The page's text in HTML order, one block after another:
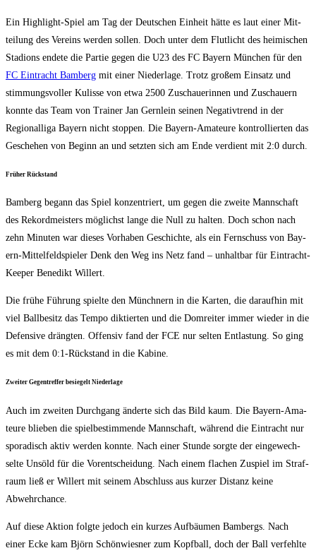
Ein High­light-Spiel am Tag der Deut­schen Ein­heit hät­te es laut einer Mit­
tei­lung des Ver­eins wer­den sol­len. Doch unter dem Flut­licht des hei­mi­schen
Sta­di­ons ende­te die Par­tie gegen die U23 des FC Bay­ern Mün­chen für den
FC Ein­tracht Bam­berg mit einer Nie­der­la­ge. Trotz gro­ßem Ein­satz und
stim­mungs­vol­ler Kulis­se von etwa 2500 Zuschaue­rin­nen und Zuschau­ern
konn­te das Team von Trai­ner Jan Gern­lein sei­nen Nega­tiv­trend in der
Regio­nal­li­ga Bay­ern nicht stop­pen. Die Bay­ern-Ama­teu­re kon­trol­lier­ten das
Gesche­hen von Beginn an und setz­ten sich am Ende ver­dient mit 2:0 durch.
Frü­her Rückstand
Bam­berg begann das Spiel kon­zen­triert, um gegen die zwei­te Mann­schaft
des Rekord­meis­ters mög­lichst lan­ge die Null zu hal­ten. Doch schon nach
zehn Minu­ten war die­ses Vor­ha­ben Geschich­te, als ein Fern­schuss von Bay­
ern-Mit­tel­feld­spie­ler Denk den Weg ins Netz fand – unhalt­bar für Ein­tracht-
Kee­per Bene­dikt Willert.
Die frü­he Füh­rung spiel­te den Münch­nern in die Kar­ten, die dar­auf­hin mit
viel Ball­be­sitz das Tem­po dik­tier­ten und die Dom­rei­ter immer wie­der in die
Defen­si­ve dräng­ten. Offen­siv fand der FCE nur sel­ten Ent­las­tung. So ging
es mit dem 0:1‑Rückstand in die Kabine.
Zwei­ter Gegen­tref­fer besie­gelt Niederlage
Auch im zwei­ten Durch­gang änder­te sich das Bild kaum. Die Bay­ern-Ama­
teu­re blie­ben die spiel­be­stim­men­de Mann­schaft, wäh­rend die Ein­tracht nur
spo­ra­disch aktiv wer­den konn­te. Nach einer Stun­de sorg­te der ein­ge­wech­
sel­te Uns­öld für die Vor­ent­schei­dung. Nach einem fla­chen Zuspiel im Straf­
raum ließ er Wil­lert mit sei­nem Abschluss aus kur­zer Distanz kei­ne
Abwehrchance.
Auf die­se Akti­on folg­te jedoch ein kur­zes Auf­bäu­men Bam­bergs. Nach
einer Ecke kam Björn Schön­wies­ner zum Kopf­ball, doch der Ball ver­fehl­te